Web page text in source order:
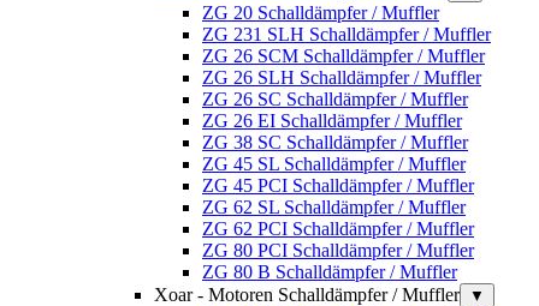
ZG 20 Schalldämpfer / Muffler
ZG 231 SLH Schalldämpfer / Muffler
ZG 26 SCM Schalldämpfer / Muffler
ZG 26 SLH Schalldämpfer / Muffler
ZG 26 SC Schalldämpfer / Muffler
ZG 26 EI Schalldämpfer / Muffler
ZG 38 SC Schalldämpfer / Muffler
ZG 45 SL Schalldämpfer / Muffler
ZG 45 PCI Schalldämpfer / Muffler
ZG 62 SL Schalldämpfer / Muffler
ZG 62 PCI Schalldämpfer / Muffler
ZG 80 PCI Schalldämpfer / Muffler
ZG 80 B Schalldämpfer / Muffler
Xoar - Motoren Schalldämpfer / Muffler
▼